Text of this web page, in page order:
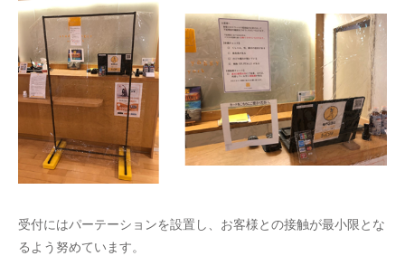
受付にはパーテーションを設置し、お客様との接触が最小限とな
るよう努めています。